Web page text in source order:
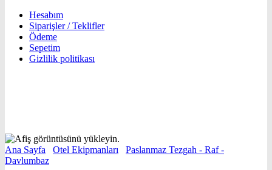
Hesabım
Siparişler / Teklifler
Ödeme
Sepetim
Gizlilik politikası
Ana Sayfa Otel Ekipmanları
Paslanmaz Tezgah - Raf -
Davlumbaz